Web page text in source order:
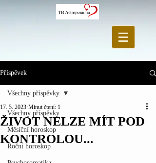
Příspěvek
Všechny příspěvky
Měsíční horoskop
Roční horoskop
Všechny příspěvky
ŽIVOT NELZE MÍT POD
KONTROLOU...
17. 5. 2023 Minut čtení: 1